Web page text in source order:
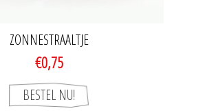
ZONNESTRAALTJE
€0,75